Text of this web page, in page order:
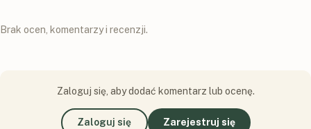
Brak ocen, komentarzy i recenzji.
Zaloguj się, aby dodać komentarz lub ocenę.
Zaloguj się Zarejestruj się